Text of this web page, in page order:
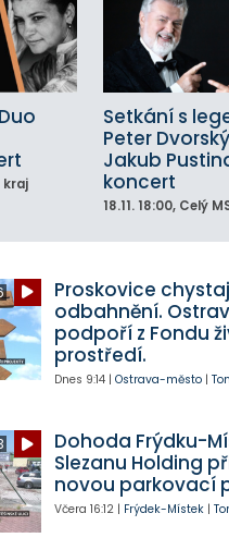
kraj
Setkání s
Peter
Jakub
koncert
18.11. 18:00, Celý
Proskovice
odbahnění.
podpoří z Fondu
prostředí.
Dnes 9:14| Ostrava-město|
Dohoda Frýdku-
Slezanu Holding
novou parkovací
Včera 16:12| Frýdek-Místek|